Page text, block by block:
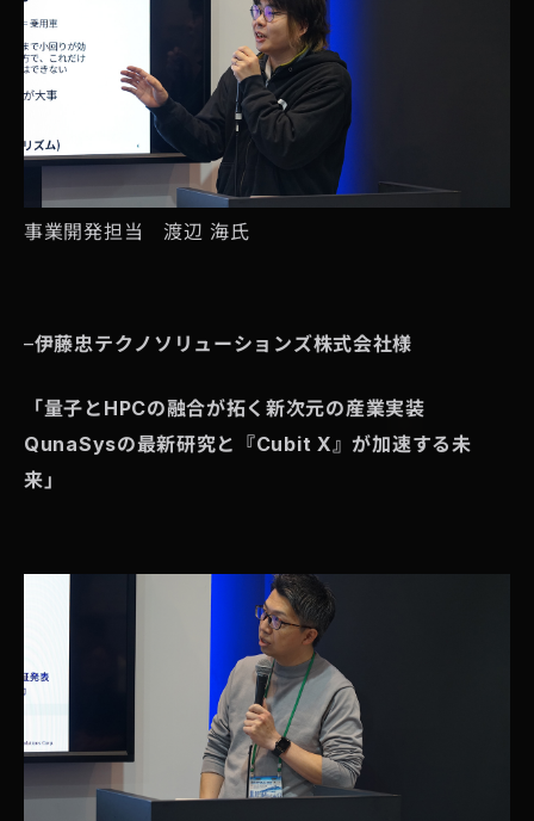
事業開発担当 渡辺 海氏
–伊藤忠テクノソリューションズ株式会社様
「量子とHPCの融合が拓く新次元の産業実装
QunaSysの最新研究と『Cubit X』が加速する未
来」